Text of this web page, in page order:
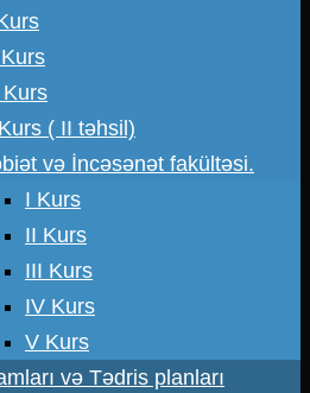
Kurs
( II təhsil)
və İncəsənət fakültəsi.
I Kurs
II Kurs
III Kurs
IV Kurs
V Kurs
və Tədris planları